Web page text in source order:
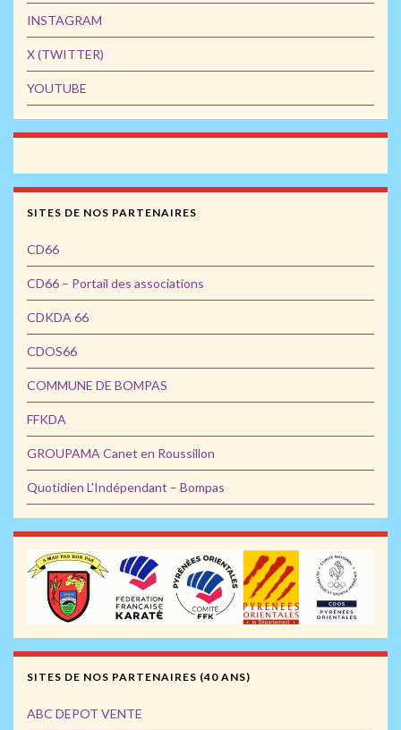
INSTAGRAM
X (TWITTER)
YOUTUBE
SITES DE NOS PARTENAIRES
CD66
CD66 – Portail des associations
CDKDA 66
CDOS66
COMMUNE DE BOMPAS
FFKDA
GROUPAMA Canet en Roussillon
Quotidien L'Indépendant – Bompas
SITES DE NOS PARTENAIRES (40 ANS)
ABC DEPOT VENTE